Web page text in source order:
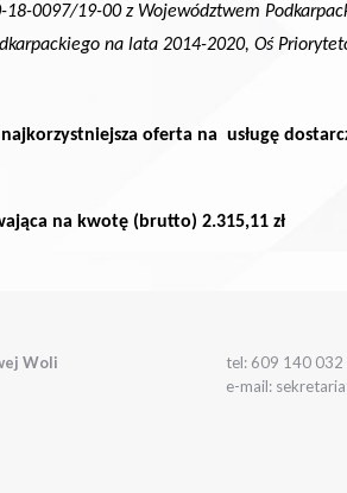
0097/19-00 z Województwem
na lata 2014-2020, Oś
oferta na usługę
na kwotę (brutto) 2.315,11 zł
Woli
tel: 609 140 032
e-mail: